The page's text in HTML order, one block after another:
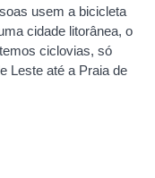
usem a bicicleta
cidade litorânea, o
ciclovias, só
Leste até a Praia de